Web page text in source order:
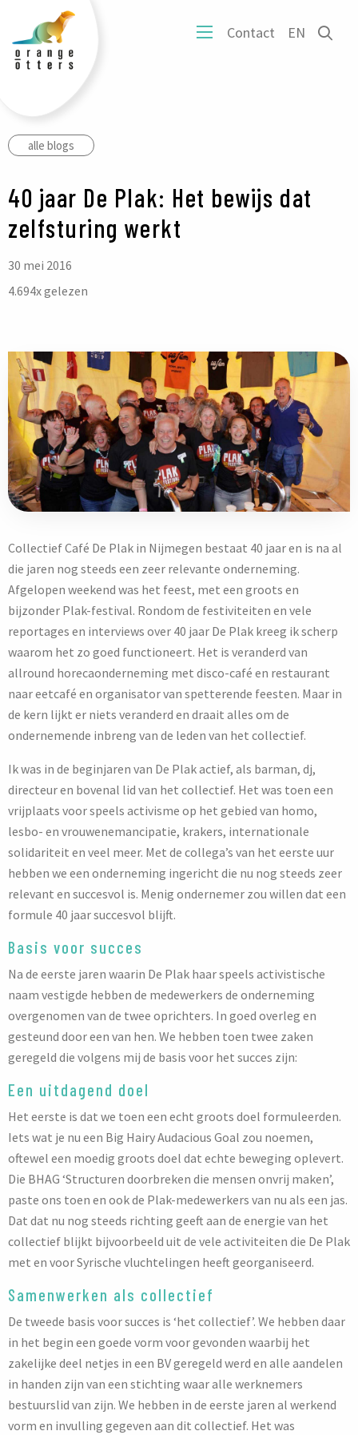
OpenContact EN
het
alle blogs
40 jaar De Plak: Het bewijs dat
zelfsturing werkt
30 mei 2016
x gelezen
4.694
Collectief Café De Plak in Nijmegen bestaat 40 jaar en is na al
die jaren nog steeds een zeer relevante onderneming.
Afgelopen weekend was het feest, met een groots en
bijzonder Plak-festival. Rondom de festiviteiten en vele
reportages en interviews over 40 jaar De Plak kreeg ik scherp
waarom het zo goed functioneert. Het is veranderd van
allround horecaonderneming met disco-café en restaurant
naar eetcafé en organisator van spetterende feesten. Maar in
de kern lijkt er niets veranderd en draait alles om de
ondernemende inbreng van de leden van het collectief.
Ik was in de beginjaren van De Plak actief, als barman, dj,
directeur en bovenal lid van het collectief. Het was toen een
vrijplaats voor speels activisme op het gebied van homo,
lesbo- en vrouwenemancipatie, krakers, internationale
solidariteit en veel meer. Met de collega’s van het eerste uur
hebben we een onderneming ingericht die nu nog steeds zeer
relevant en succesvol is. Menig ondernemer zou willen dat een
formule 40 jaar succesvol blijft.
Basis voor succes
Na de eerste jaren waarin De Plak haar speels activistische
naam vestigde hebben de medewerkers de onderneming
overgenomen van de twee oprichters. In goed overleg en
gesteund door een van hen. We hebben toen twee zaken
geregeld die volgens mij de basis voor het succes zijn:
Een uitdagend doel
Het eerste is dat we toen een echt groots doel formuleerden.
Iets wat je nu een Big Hairy Audacious Goal zou noemen,
oftewel een moedig groots doel dat echte beweging oplevert.
Die BHAG ‘Structuren doorbreken die mensen onvrij maken’,
paste ons toen en ook de Plak-medewerkers van nu als een jas.
Dat dat nu nog steeds richting geeft aan de energie van het
collectief blijkt bijvoorbeeld uit de vele activiteiten die De Plak
met en voor Syrische vluchtelingen heeft georganiseerd.
Samenwerken als collectief
De tweede basis voor succes is ‘het collectief’. We hebben daar
in het begin een goede vorm voor gevonden waarbij het
zakelijke deel netjes in een BV geregeld werd en alle aandelen
in handen zijn van een stichting waar alle werknemers
bestuurslid van zijn. We hebben in de eerste jaren al werkend
vorm en invulling gegeven aan dit collectief. Het was